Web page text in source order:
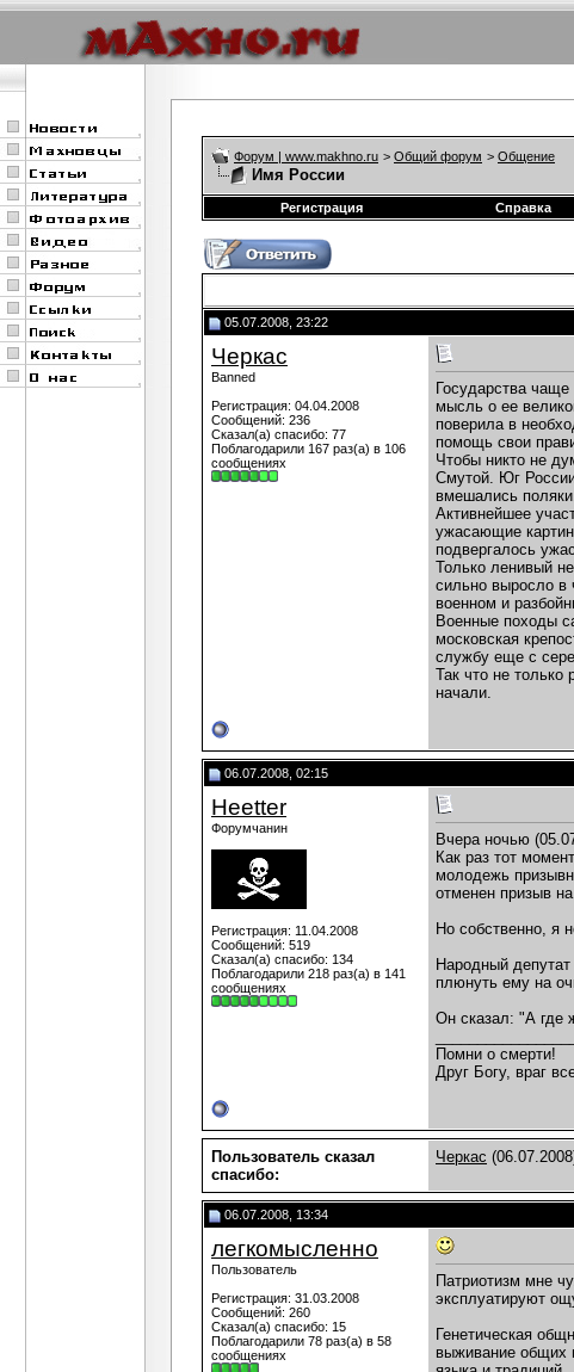
Форум | www.makhno.ru > Общий форум > Общение
Имя России
Регистрация
Справка
05.07.2008, 23:22
Черкас
Banned
Регистрация: 04.04.2008
Сообщений: 236
Сказал(а) спасибо: 77
Поблагодарили 167 раз(а) в 106
сообщениях
Государства
мысль о ее
поверила в
помощь свои
Чтобы никто не
Смутой. Юг
вмешались
Активнейшее
ужасающие
подвергалось
Только ленивый
сильно выросло в
военном и
Военные походы
московская
службу еще с
Так что не только
начали.
06.07.2008, 02:15
Heetter
Форумчанин
Регистрация: 11.04.2008
Сообщений: 519
Сказал(а) спасибо: 134
Поблагодарили 218 раз(а) в 141
сообщениях
Вчера ночью
Как раз тот
молодежь
отменен призыв
Но собственно, я
Народный
плюнуть ему на
Он сказал: "А где
Помни о смерти!
Друг Богу, враг
Пользователь сказал
cпасибо:
Черкас
06.07.2008, 13:34
легкомысленно
Пользователь
Регистрация: 31.03.2008
Сообщений: 260
Сказал(а) спасибо: 15
Поблагодарили 78 раз(а) в 58
сообщениях
Патриотизм мне
эксплуатируют
Генетическая
выживание общих